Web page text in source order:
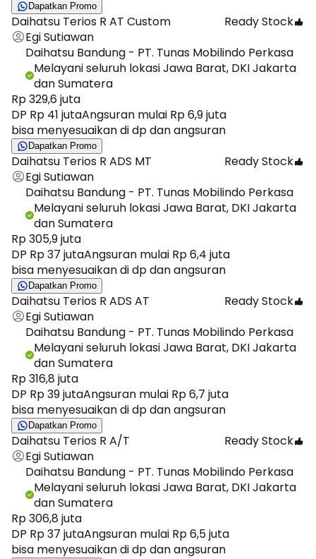
Dapatkan Promo
Daihatsu Terios R AT Custom
Ready Stock
Egi Sutiawan
Daihatsu Bandung - PT. Tunas Mobilindo Perkasa
Melayani seluruh lokasi Jawa Barat, DKI Jakarta
dan Sumatera
Rp 329,6 juta
DP Rp 41 jutaAngsuran mulai Rp 6,9 juta
bisa menyesuaikan di dp dan angsuran
Dapatkan Promo
Daihatsu Terios R ADS MT
Ready Stock
Egi Sutiawan
Daihatsu Bandung - PT. Tunas Mobilindo Perkasa
Melayani seluruh lokasi Jawa Barat, DKI Jakarta
dan Sumatera
Rp 305,9 juta
DP Rp 37 jutaAngsuran mulai Rp 6,4 juta
bisa menyesuaikan di dp dan angsuran
Dapatkan Promo
Daihatsu Terios R ADS AT
Ready Stock
Egi Sutiawan
Daihatsu Bandung - PT. Tunas Mobilindo Perkasa
Melayani seluruh lokasi Jawa Barat, DKI Jakarta
dan Sumatera
Rp 316,8 juta
DP Rp 39 jutaAngsuran mulai Rp 6,7 juta
bisa menyesuaikan di dp dan angsuran
Dapatkan Promo
Daihatsu Terios R A/T
Ready Stock
Egi Sutiawan
Daihatsu Bandung - PT. Tunas Mobilindo Perkasa
Melayani seluruh lokasi Jawa Barat, DKI Jakarta
dan Sumatera
Rp 306,8 juta
DP Rp 37 jutaAngsuran mulai Rp 6,5 juta
bisa menyesuaikan di dp dan angsuran